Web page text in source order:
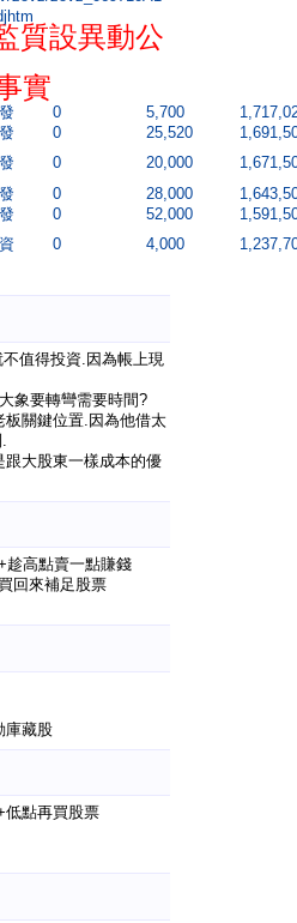
質設異動公
實
0 5,700
0 25,520
0 20,000
0 28,000
0 52,000
0 4,000
值得投資.因為帳上現
象要轉彎需要時間?
板關鍵位置.因為他借太
跟大股東一樣成本的優
趁高點賣一點賺錢
回來補足股票
庫藏股
低點再買股票